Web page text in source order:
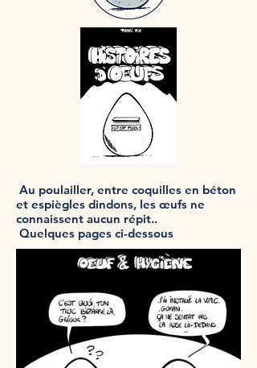
Au poulailler, entre coquilles en béton
et espiègles dindons, les œufs ne
connaissent aucun répit..
Quelques pages ci-dessous